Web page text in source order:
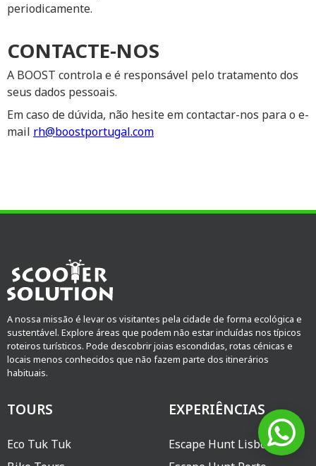
periodicamente.
CONTACTE-NOS
A BOOST controla e é responsável pelo tratamento dos
seus dados pessoais.
Em caso de dúvida, não hesite em contactar-nos para o e-
mail rh@boostportugal.com
A nossa missão é levar os visitantes pela cidade de forma ecológica e
sustentável. Explore áreas que podem não estar incluídas nos típicos
roteiros turísticos. Pode descobrir joias escondidas, rotas cénicas e
locais menos conhecidos que não fazem parte dos itinerários
habituais.
TOURS
Eco Tuk Tuk
EXPERIÊNCIAS
Escape Hunt Lisbon